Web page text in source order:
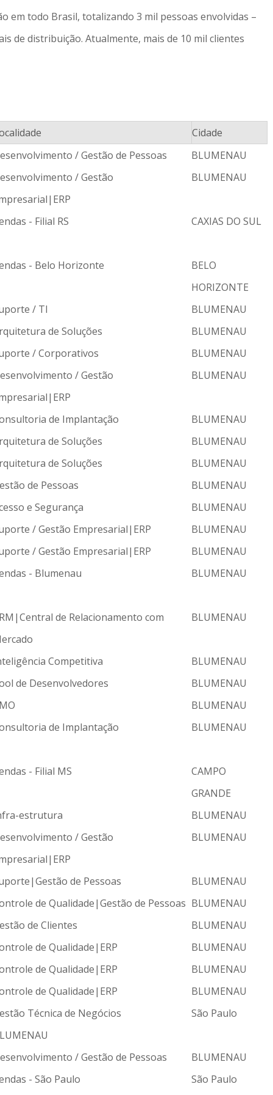
em todo Brasil, totalizando 3 mil pessoas envolvidas –
de distribuição. Atualmente, mais de 10 mil clientes
Cidade
/ Gestão de Pessoas
BLUMENAU
/ Gestão
BLUMENAU
- Filial RS CAXIAS DO SUL
- Belo Horizonte
BELO
HORIZONTE
/ TI
BLUMENAU
de Soluções
BLUMENAU
/ Corporativos
BLUMENAU
/ Gestão
BLUMENAU
de Implantação
BLUMENAU
de Soluções
BLUMENAU
de Soluções
BLUMENAU
de Pessoas
BLUMENAU
e Segurança
BLUMENAU
/ Gestão Empresarial|ERP
BLUMENAU
/ Gestão Empresarial|ERP
BLUMENAU
- Blumenau
BLUMENAU
de Relacionamento com
BLUMENAU
Competitiva
BLUMENAU
de Desenvolvedores
BLUMENAU
BLUMENAU
de Implantação
BLUMENAU
- Filial MS
CAMPO
GRANDE
estrutura
BLUMENAU
/ Gestão
BLUMENAU
de Pessoas
BLUMENAU
de Qualidade|Gestão de Pessoas BLUMENAU
de Clientes
BLUMENAU
de Qualidade|ERP
BLUMENAU
de Qualidade|ERP
BLUMENAU
de Qualidade|ERP
BLUMENAU
Técnica de Negócios
São Paulo
/ Gestão de Pessoas
BLUMENAU
- São Paulo
São Paulo